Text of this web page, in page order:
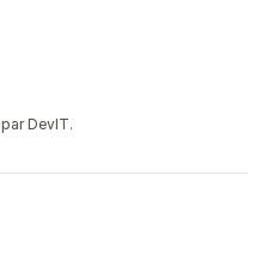
DevIT.